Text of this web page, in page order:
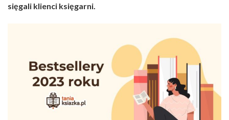
sięgali klienci księgarni.